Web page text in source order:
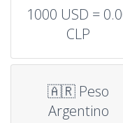
1000 USD =
CLP
🇦🇷 Peso
Argentino